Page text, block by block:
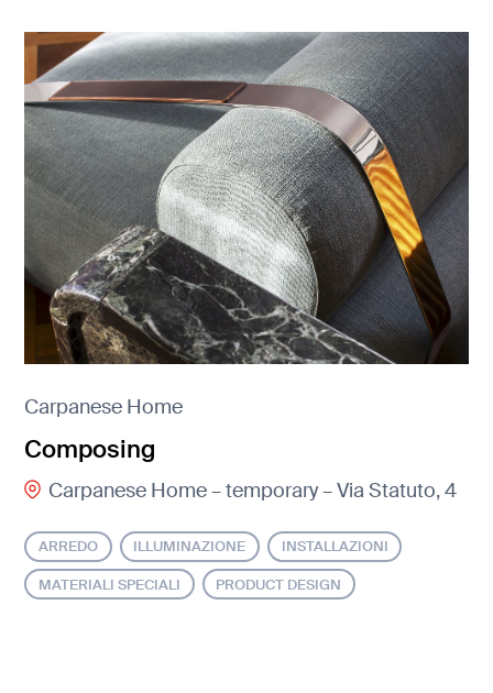
Carpanese Home
Composing
Carpanese Home – temporary – Via Statuto, 4
ARREDO ILLUMINAZIONE INSTALLAZIONI
MATERIALI SPECIALI PRODUCT DESIGN